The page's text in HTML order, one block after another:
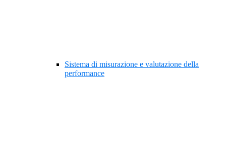
Sistema di misurazione e valutazione della
performance